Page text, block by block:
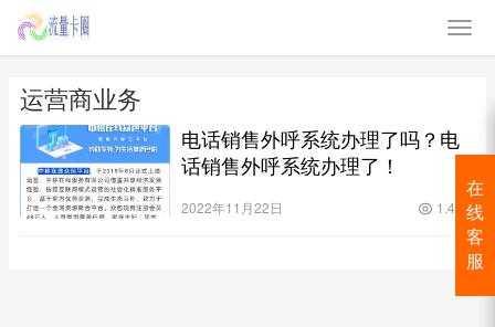
运营商业务
电话销售外呼系统办理了吗？电
话销售外呼系统办理了！
2022年11月22日 1.4K
在
线
客
服